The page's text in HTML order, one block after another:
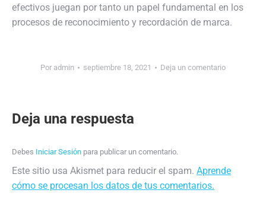
efectivos juegan por tanto un papel fundamental en los
procesos de reconocimiento y recordación de marca.
Por admin septiembre 18, 2021 Deja un comentario
Navegación
proyectos
Deja una respuesta
Debes Iniciar Sesión para publicar un comentario.
Este sitio usa Akismet para reducir el spam. Aprende
cómo se procesan los datos de tus comentarios.